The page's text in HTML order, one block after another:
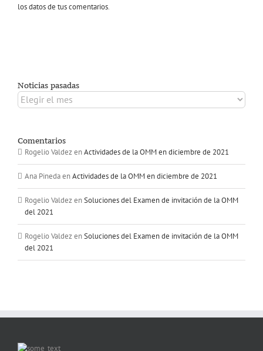
los datos de tus comentarios.
Noticias pasadas
Noticias
pasadas
Comentarios
Rogelio ValdezenActividades de la OMM en diciembre de 2021
Ana PinedaenActividades de la OMM en diciembre de 2021
Rogelio ValdezenSoluciones del Examen de invitación de la OMM
del 2021
Rogelio ValdezenSoluciones del Examen de invitación de la OMM
del 2021